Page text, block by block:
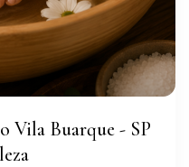
Vila Buarque - SP